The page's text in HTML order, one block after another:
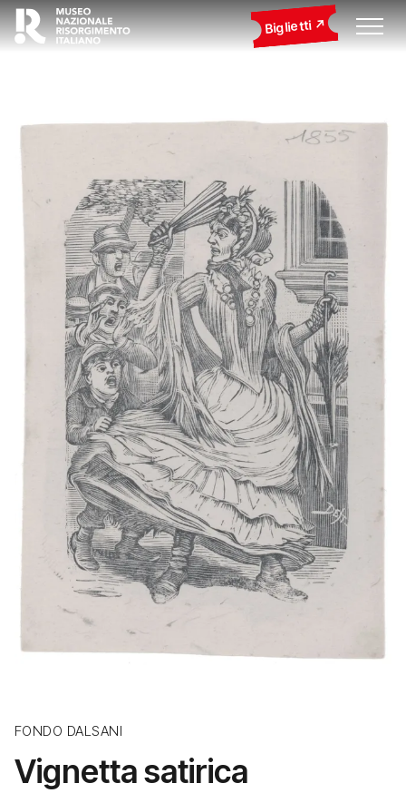
Biglietti
FONDO DALSANI
Vignetta satirica